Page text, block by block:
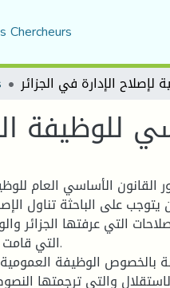
Chercheurs
للوظيفة
الأساسي العام
يتوجب على الباحثة تناول
التي عرفتها الجزائر
التي قامت
بالخصوص الوظيفة
والتي ترجمتها